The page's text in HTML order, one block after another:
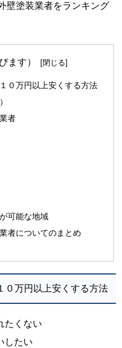
壁塗装業者をランキング
ます）
０万円以上安くする方法
者
可能な地域
者についてのまとめ
０万円以上安くする方法
たくない
したい